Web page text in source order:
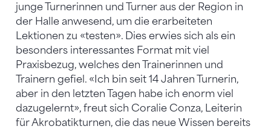
junge Turnerinnen und Turner aus der Region in
der Halle anwesend, um die erarbeiteten
Lektionen zu «testen». Dies erwies sich als ein
besonders interessantes Format mit viel
Praxisbezug, welches den Trainerinnen und
Trainern gefiel. «Ich bin seit 14 Jahren Turnerin,
aber in den letzten Tagen habe ich enorm viel
dazugelernt», freut sich Coralie Conza, Leiterin
für Akrobatikturnen, die das neue Wissen bereits